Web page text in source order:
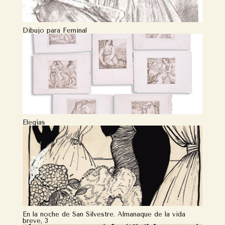
Dibujo para Feminal
Elegías
En la noche de San Silvestre. Almanaque de la vida
breve, 3